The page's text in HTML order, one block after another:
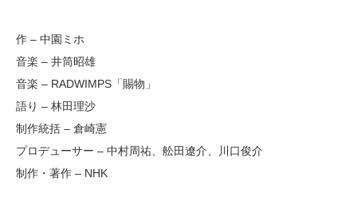
作 – 中園ミホ
音楽 – 井筒昭雄
音楽 – RADWIMPS「賜物」
語り – 林田理沙
制作統括 – 倉崎憲
プロデューサー – 中村周祐、舩田遼介、川口俊介
制作・著作 – NHK